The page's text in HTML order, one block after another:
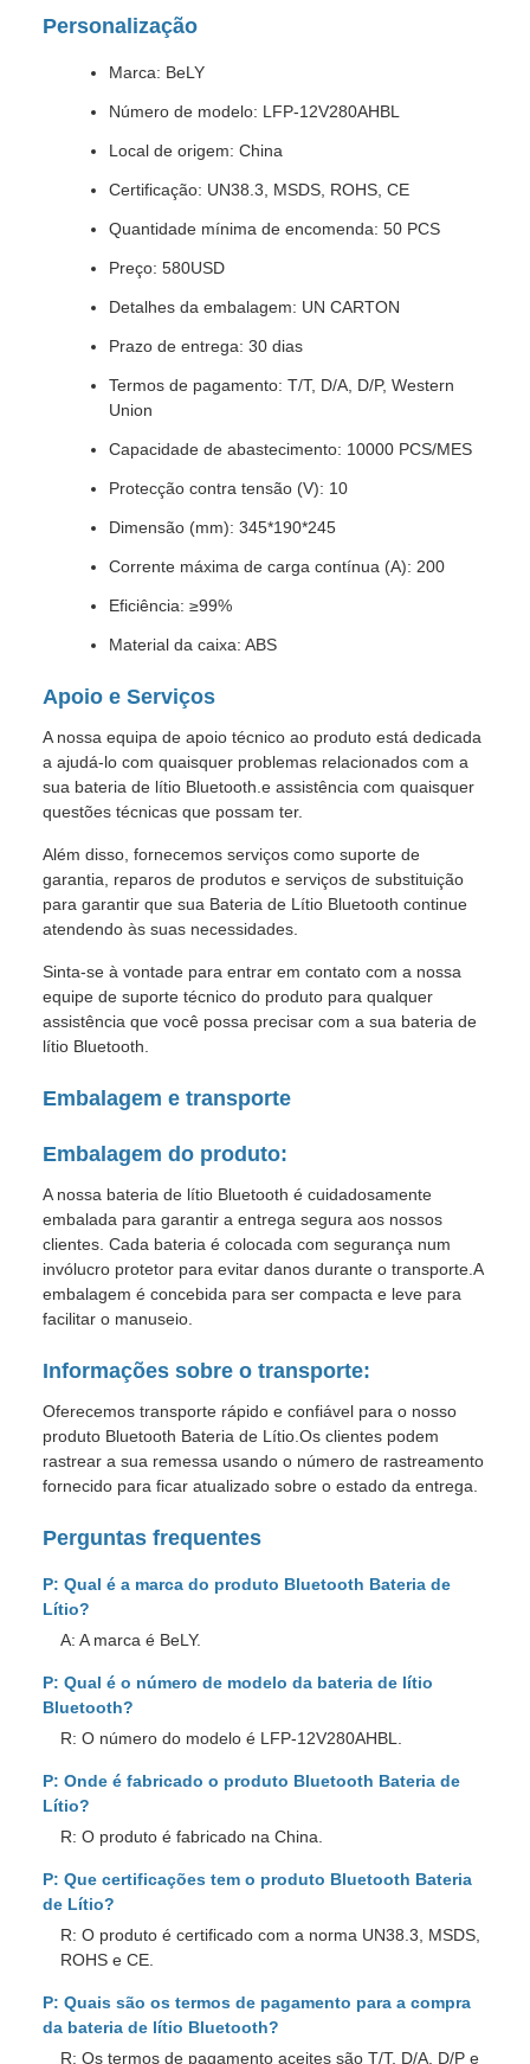
Personalização
Marca: BeLY
Número de modelo: LFP-12V280AHBL
Local de origem: China
Certificação: UN38.3, MSDS, ROHS, CE
Quantidade mínima de encomenda: 50 PCS
Preço: 580USD
Detalhes da embalagem: UN CARTON
Prazo de entrega: 30 dias
Termos de pagamento: T/T, D/A, D/P, Western
Union
Capacidade de abastecimento: 10000 PCS/MES
Protecção contra tensão (V): 10
Dimensão (mm): 345*190*245
Corrente máxima de carga contínua (A): 200
Eficiência: ≥99%
Material da caixa: ABS
Apoio e Serviços
A nossa equipa de apoio técnico ao produto está dedicada
a ajudá-lo com quaisquer problemas relacionados com a
sua bateria de lítio Bluetooth.e assistência com quaisquer
questões técnicas que possam ter.
Além disso, fornecemos serviços como suporte de
garantia, reparos de produtos e serviços de substituição
para garantir que sua Bateria de Lítio Bluetooth continue
atendendo às suas necessidades.
Sinta-se à vontade para entrar em contato com a nossa
equipe de suporte técnico do produto para qualquer
assistência que você possa precisar com a sua bateria de
lítio Bluetooth.
Embalagem e transporte
Embalagem do produto:
A nossa bateria de lítio Bluetooth é cuidadosamente
embalada para garantir a entrega segura aos nossos
clientes. Cada bateria é colocada com segurança num
invólucro protetor para evitar danos durante o transporte.A
embalagem é concebida para ser compacta e leve para
facilitar o manuseio.
Informações sobre o transporte:
Oferecemos transporte rápido e confiável para o nosso
produto Bluetooth Bateria de Lítio.Os clientes podem
rastrear a sua remessa usando o número de rastreamento
fornecido para ficar atualizado sobre o estado da entrega.
Perguntas frequentes
P: Qual é a marca do produto Bluetooth Bateria de
Lítio?
A: A marca é BeLY.
P: Qual é o número de modelo da bateria de lítio
Bluetooth?
R: O número do modelo é LFP-12V280AHBL.
P: Onde é fabricado o produto Bluetooth Bateria de
Lítio?
R: O produto é fabricado na China.
P: Que certificações tem o produto Bluetooth Bateria
de Lítio?
R: O produto é certificado com a norma UN38.3, MSDS,
ROHS e CE.
P: Quais são os termos de pagamento para a compra
da bateria de lítio Bluetooth?
R: Os termos de pagamento aceites são T/T, D/A, D/P e